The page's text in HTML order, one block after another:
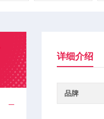
详细介绍
品牌